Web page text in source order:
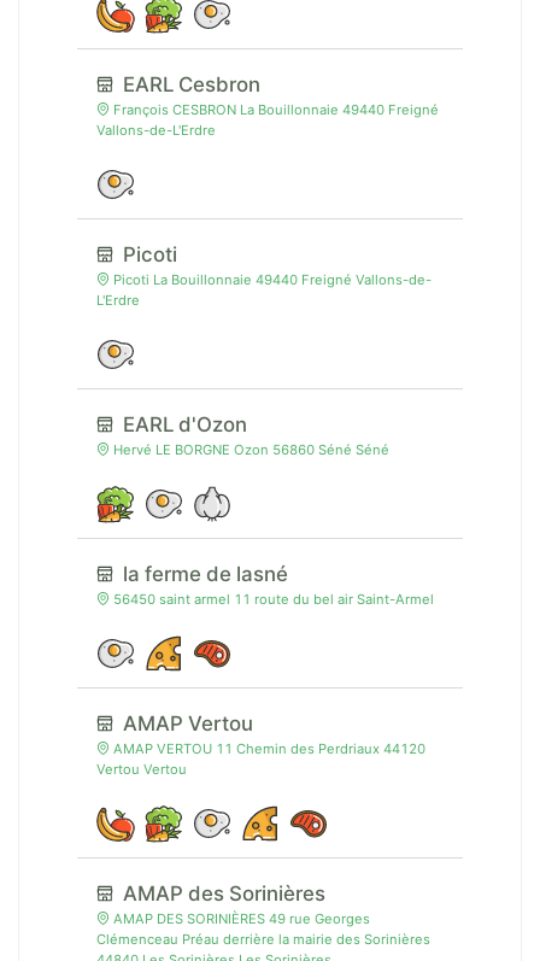
EARL Cesbron
François CESBRON La Bouillonnaie 49440 Freigné
Vallons-de-L'Erdre
Picoti
Picoti La Bouillonnaie 49440 Freigné Vallons-de-
L'Erdre
EARL d'Ozon
Hervé LE BORGNE Ozon 56860 Séné Séné
la ferme de lasné
56450 saint armel 11 route du bel air Saint-Armel
AMAP Vertou
AMAP VERTOU 11 Chemin des Perdriaux 44120
Vertou Vertou
AMAP des Sorinières
AMAP DES SORINIÈRES 49 rue Georges
Clémenceau Préau derrière la mairie des Sorinières